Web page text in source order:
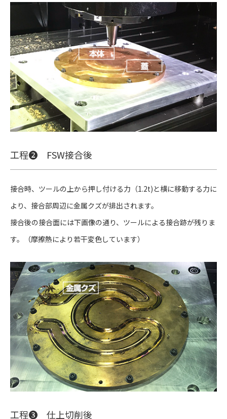
工程❷ FSW接合後
接合時、ツールの上から押し付ける力（1.2t)と横に移動する力に
より、接合部周辺に金属クズが排出されます。
接合後の接合面には下画像の通り、ツールによる接合跡が残りま
す。（摩擦熱により若干変色しています）
工程❸ 仕上切削後